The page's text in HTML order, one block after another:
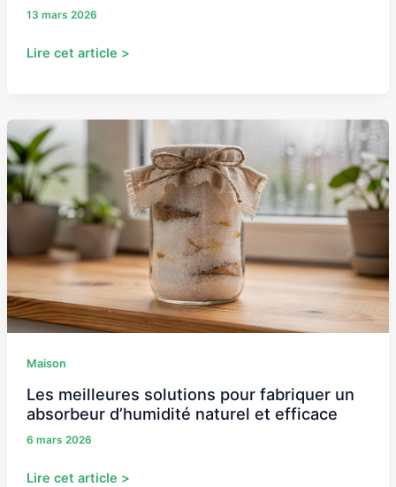
13 mars 2026
Lire cet article >
Maison
Les meilleures solutions pour fabriquer un
absorbeur d’humidité naturel et efficace
6 mars 2026
Les
meilleures
solutions
pour
fabriquer
absorbeur
d’humidité
naturel
et
Lire cet article >